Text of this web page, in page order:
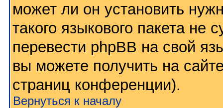
может ли он установить
такого языкового пакета не
перевести phpBB на свой
вы можете получить на
страниц конференции).
Вернуться к началу